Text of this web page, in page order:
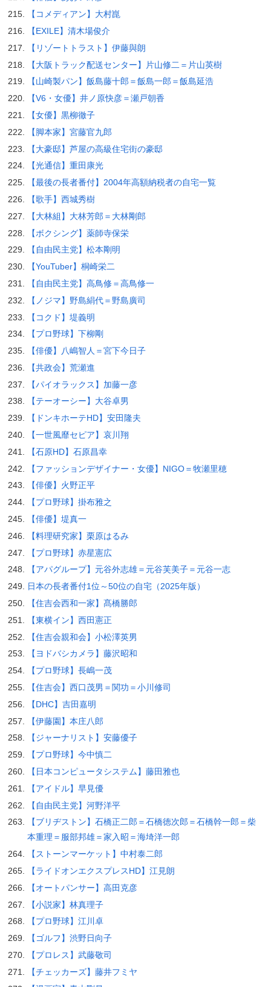
【コメディアン】大村崑
【EXILE】清木場俊介
【リゾートトラスト】伊藤與朗
【大阪トラック配送センター】片山修二＝片山英樹
【山崎製パン】飯島藤十郎＝飯島一郎＝飯島延浩
【V6・女優】井ノ原快彦＝瀬戸朝香
【女優】黒柳徹子
【脚本家】宮藤官九郎
【大豪邸】芦屋の高級住宅街の豪邸
【光通信】重田康光
【最後の長者番付】2004年高額納税者の自宅一覧
【歌手】西城秀樹
【大林組】大林芳郎＝大林剛郎
【ボクシング】薬師寺保栄
【自由民主党】松本剛明
【YouTuber】桐崎栄二
【自由民主党】高鳥修＝高鳥修一
【ノジマ】野島絹代＝野島廣司
【コクド】堤義明
【プロ野球】下柳剛
【俳優】八嶋智人＝宮下今日子
【共政会】荒瀬進
【パイオラックス】加藤一彦
【テーオーシー】大谷卓男
【ドンキホーテHD】安田隆夫
【一世風靡セピア】哀川翔
【石原HD】石原昌幸
【ファッションデザイナー・女優】NIGO＝牧瀬里穂
【俳優】火野正平
【プロ野球】掛布雅之
【俳優】堤真一
【料理研究家】栗原はるみ
【プロ野球】赤星憲広
【アパグループ】元谷外志雄＝元谷芙美子＝元谷一志
日本の長者番付1位～50位の自宅（2025年版）
【住吉会西和一家】髙橋勝郎
【東横イン】西田憲正
【住吉会親和会】小松澤英男
【ヨドバシカメラ】藤沢昭和
【プロ野球】長嶋一茂
【住吉会】西口茂男＝関功＝小川修司
【DHC】吉田嘉明
【伊藤園】本庄八郎
【ジャーナリスト】安藤優子
【プロ野球】今中慎二
【日本コンピュータシステム】藤田雅也
【アイドル】早見優
【自由民主党】河野洋平
【ブリヂストン】石橋正二郎＝石橋徳次郎＝石橋幹一郎＝柴
本重理＝服部邦雄＝家入昭＝海埼洋一郎
【ストーンマーケット】中村泰二郎
【ライドオンエクスプレスHD】江見朗
【オートパンサー】高田克彦
【小説家】林真理子
【プロ野球】江川卓
【ゴルフ】渋野日向子
【プロレス】武藤敬司
【チェッカーズ】藤井フミヤ